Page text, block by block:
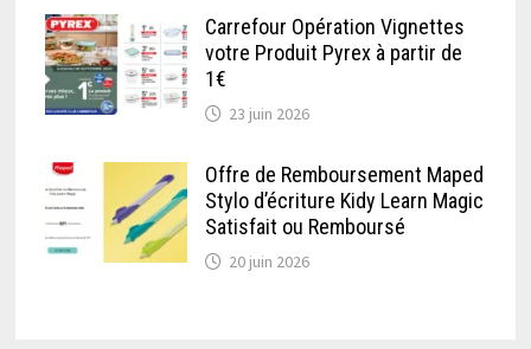
Carrefour Opération Vignettes
votre Produit Pyrex à partir de
1€
23 juin 2026
Offre de Remboursement Maped
Stylo d’écriture Kidy Learn Magic
Satisfait ou Remboursé
20 juin 2026